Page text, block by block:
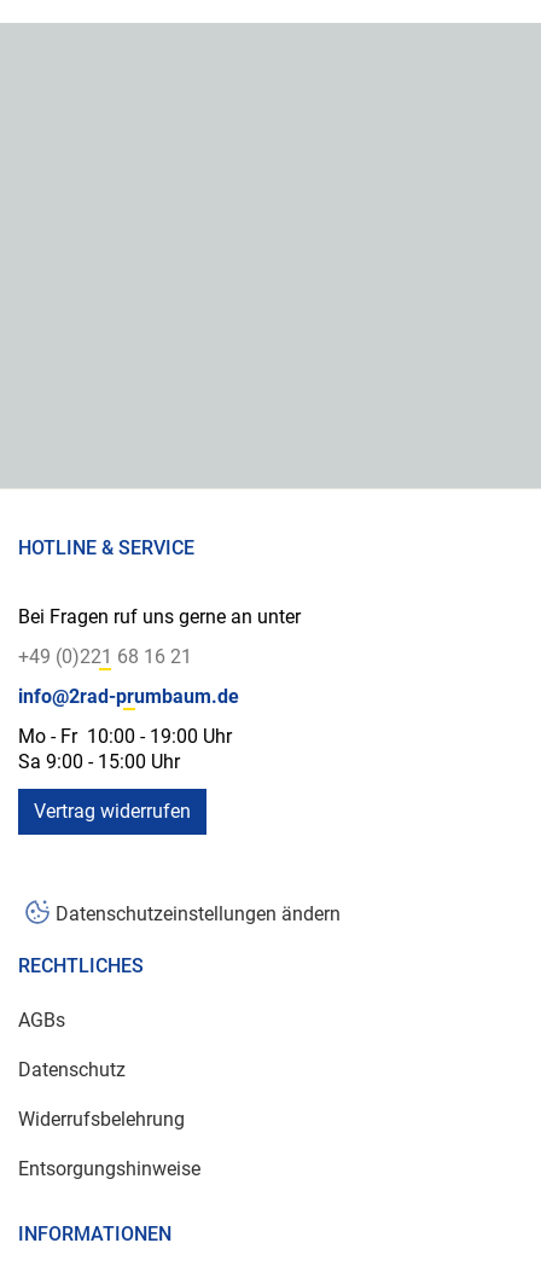
HOTLINE & SERVICE
Bei Fragen ruf uns gerne an unter
+49 (0)221 68 16 21
info@2rad-prumbaum.de
Mo - Fr 10:00 - 19:00 Uhr
Sa 9:00 - 15:00 Uhr
Vertrag widerrufen
Datenschutzeinstellungen ändern
RECHTLICHES
AGBs
Datenschutz
Widerrufsbelehrung
Entsorgungshinweise
INFORMATIONEN